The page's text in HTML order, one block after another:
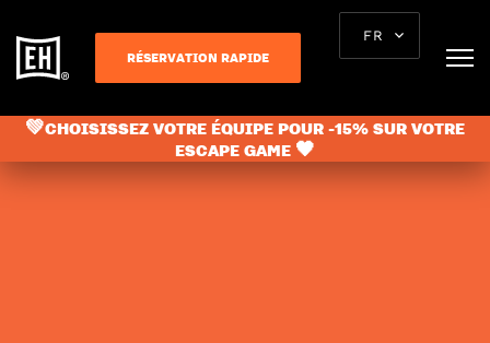
RÉSERVATION RAPIDE
FR
💚CHOISISSEZ VOTRE ÉQUIPE POUR -15% SUR VOTRE
ESCAPE GAME 🖤